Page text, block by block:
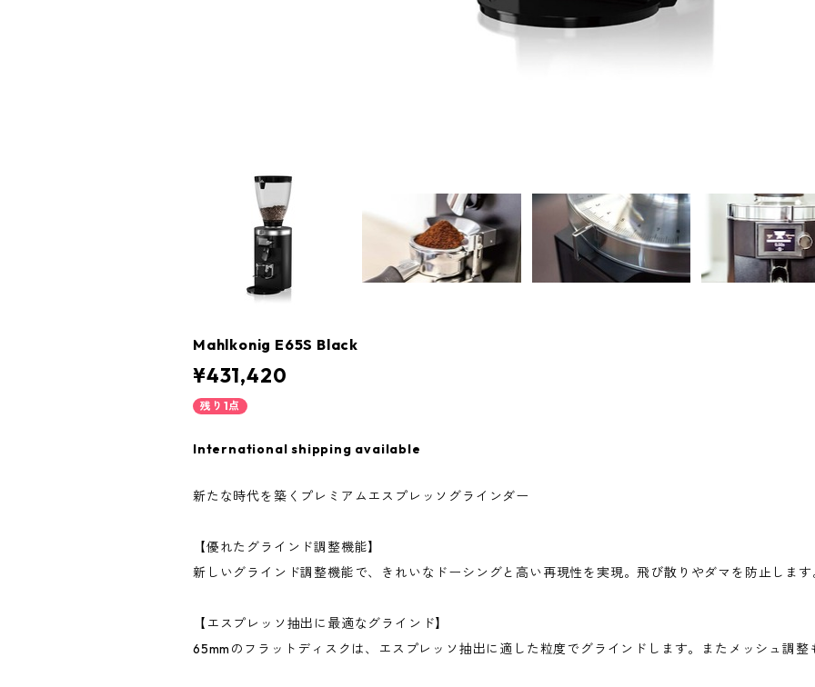
Mahlkonig E65S Black
¥431,420
残り1点
International shipping available
新たな時代を築くプレミアムエスプレッソグラインダー
【優れたグラインド調整機能】
新しいグラインド調整機能で、きれいなドーシングと高い再現性を実現。飛び散りやダマを防止します
【エスプレッソ抽出に最適なグラインド】
65mmのフラットディスクは、エスプレッソ抽出に適した粒度でグラインドします。またメッシュ調整